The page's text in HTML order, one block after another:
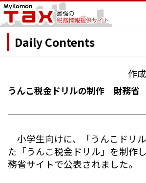
Daily Contents
作
うんこ税金ドリルの制作 財務省
小学生向けに、「うんこドリ
た「うんこ税金ドリル」を制作
務省サイトで公表されました。